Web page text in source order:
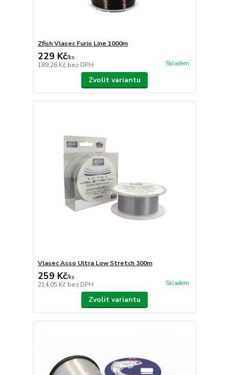
Zfish Vlasec Furio Line 1000m
229 Kč/ks
189,26 Kč bez DPH Skladem
Zvolit variantu
Vlasec Asso Ultra Low Stretch 300m
259 Kč/ks
214,05 Kč bez DPH Skladem
Zvolit variantu